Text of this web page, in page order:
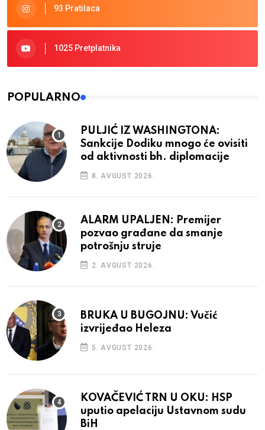
93 Pratilaca
1025 Pretplatnika
POPULARNO
PULJIĆ IZ WASHINGTONA:
Sankcije Dodiku mnogo će ovisiti
od aktivnosti bh. diplomacije
8. AVGUST 2026.
ALARM UPALJEN: Premijer
pozvao građane da smanje
potrošnju struje
2. AVGUST 2026.
BRUKA U BUGOJNU: Vučić
izvrijeđao Heleza
5. AVGUST 2026.
KOVAČEVIĆ TRN U OKU: HSP
uputio apelaciju Ustavnom sudu
BiH